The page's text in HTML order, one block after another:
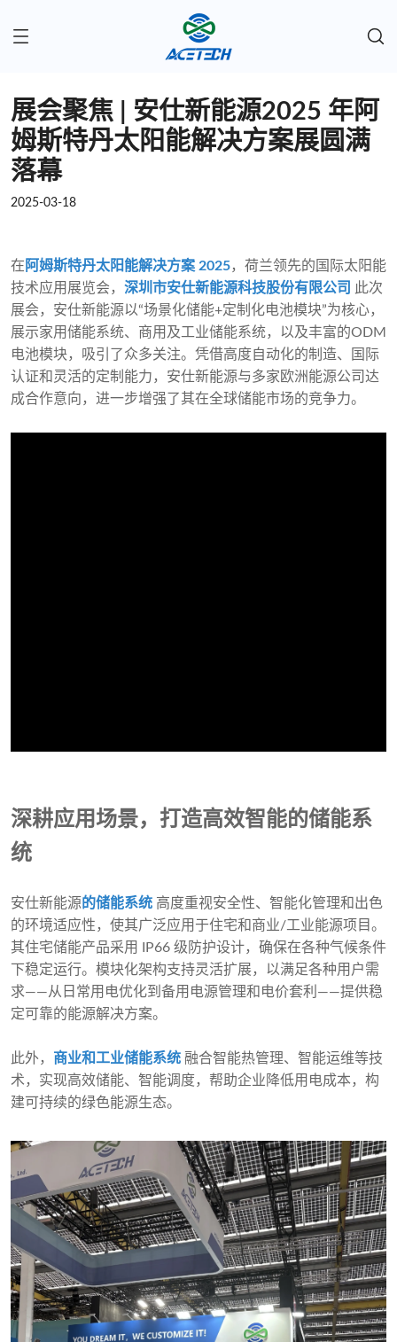
展会聚焦 | 安仕新能源2025 年阿
姆斯特丹太阳能解决方案展圆满
落幕
2025-03-18
在 阿姆斯特丹太阳能解决方案 2025，荷兰领先的国际太阳能
技术应用展览会， 深圳市安仕新能源科技股份有限公司
此次
展会，安仕新能源以“场景化储能+定制化电池模块”为核心，
展示家用储能系统、商用及工业储能系统，以及丰富的ODM
电池模块，吸引了众多关注。凭借高度自动化的制造、国际
认证和灵活的定制能力，安仕新能源与多家欧洲能源公司达
成合作意向，进一步增强了其在全球储能市场的竞争力。
深耕应用场景，打造高效智能的储能系
统
安仕新能源 的储能系统 高度重视安全性、智能化管理和出色
的环境适应性，使其广泛应用于住宅和商业/工业能源项目。
其住宅储能产品采用 IP66 级防护设计，确保在各种气候条件
下稳定运行。模块化架构支持灵活扩展，以满足各种用户需
求——从日常用电优化到备用电源管理和电价套利——提供稳
定可靠的能源解决方案。
此外， 商业和工业储能系统 融合智能热管理、智能运维等技
术，实现高效储能、智能调度，帮助企业降低用电成本，构
建可持续的绿色能源生态。